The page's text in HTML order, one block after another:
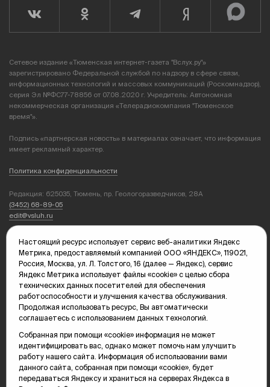
Сетевое издание «Тюменская интернет-газета "Вслух.ру"»
зарегистрировано Федеральной службой по надзору в сфере связи,
информационных технологий и массовых коммуникаций (Роскомнадзор),
серия Эл №ФС77-78856 от 07.08.2020 г. Учредитель: Автономная
некоммерческая организация «Телерадиокомпания "Тюменское
время"».
Подпись «партнерская новость» в материалах означает, что информация
имеет рекламный характер.
Политика конфиденциальности
Редакция: 625035, Тюмень, пр. Геологоразведчиков, 28А
(3452) 68-89-05
edit@vsluh.ru
kika@vsluh.ru
По вопросам рекламы:
(3452) 68-89-78
kotovaev@sibinformburo.ru
mim@vsluh.ru
Настоящий ресурс использует сервис веб-аналитики Яндекс
Метрика, предоставляемый компанией ООО «ЯНДЕКС», 119021,
Россия, Москва, ул. Л. Толстого, 16 (далее — Яндекс), сервис
Яндекс Метрика использует файлы «cookie» с целью сбора
технических данных посетителей для обеспечения
работоспособности и улучшения качества обслуживания.
Продолжая использовать ресурс, Вы автоматически
соглашаетесь с использованием данных технологий.
Собранная при помощи «cookie» информация не может
идентифицировать вас, однако может помочь нам улучшить
работу нашего сайта. Информация об использовании вами
данного сайта, собранная при помощи «cookie», будет
передаваться Яндексу и храниться на серверах Яндекса в